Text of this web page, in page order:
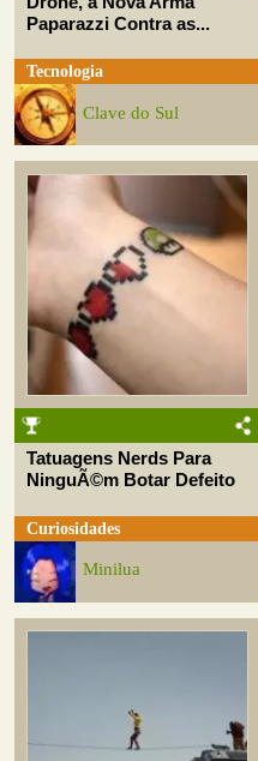
Paparazzi Contra as...
Tecnologia
Clave do Sul
Tatuagens Nerds Para
NinguÃ©m Botar Defeito
Curiosidades
Minilua